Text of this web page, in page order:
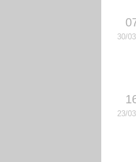
30/03
23/03